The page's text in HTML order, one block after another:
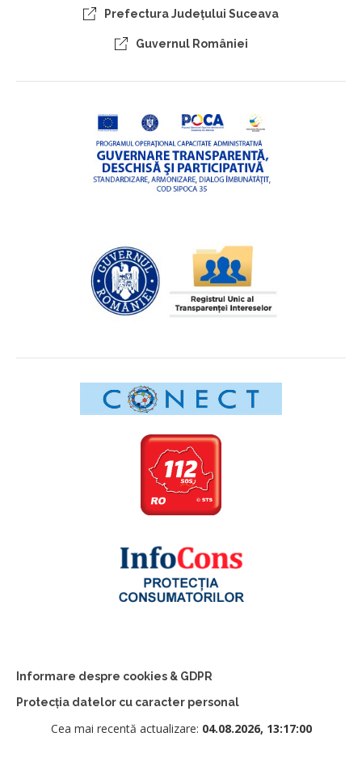
Prefectura Judeţului Suceava
Guvernul României
Informare despre cookies & GDPR
Protecția datelor cu caracter personal
Cea mai recentă actualizare: 04.08.2026, 13:17:00